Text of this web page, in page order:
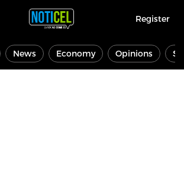
Register
News Economy Opinions